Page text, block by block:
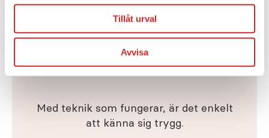
Tillåt urval
Avvisa
Med teknik som fungerar, är det enkelt
att känna sig trygg.